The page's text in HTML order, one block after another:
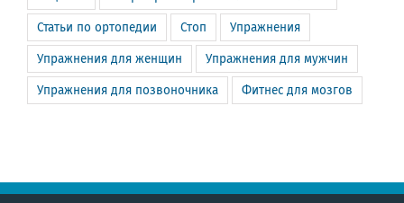
Статьи по ортопедии Стоп Упражнения
Упражнения для женщин Упражнения для мужчин
Упражнения для позвоночника Фитнес для мозгов